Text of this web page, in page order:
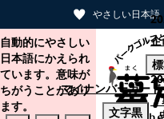
やさしい日本語
本文へスキップする
自動的にやさしい
日本語にかえられ
ています。意味が
ちがうことがあり
ます。
マイナンバーカー
文字黒